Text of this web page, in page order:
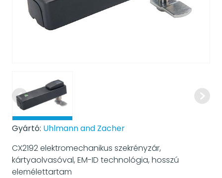
Gyártó: Uhlmann and Zacher
CX2192 elektromechanikus szekrényzár,
kártyaolvasóval, EM-ID technológia, hosszú
elemélettartam